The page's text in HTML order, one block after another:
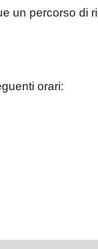
un percorso di
orari: